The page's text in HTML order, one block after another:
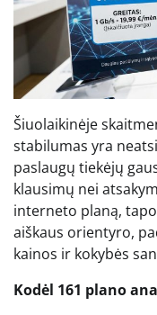
Šiuolaikinėje
stabilumas yra
paslaugų tiekėjų
klausimų nei
interneto planą,
aiškaus orientyro,
kainos ir kokybės
Kodėl 161 plano